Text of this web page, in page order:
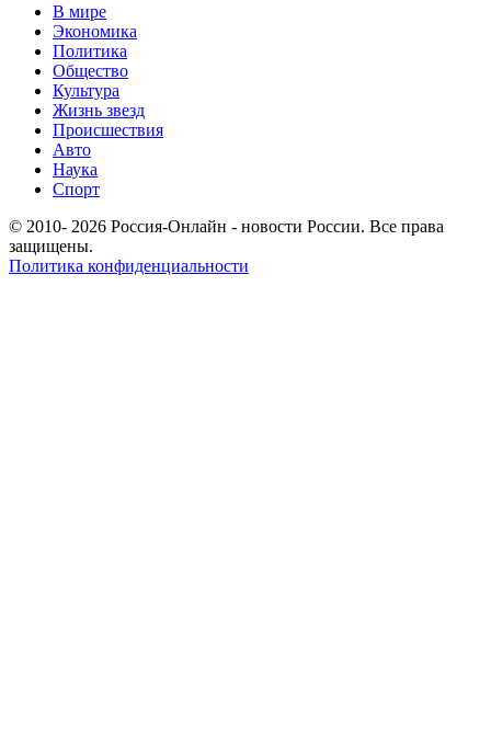
В мире
Экономика
Политика
Общество
Культура
Жизнь звезд
Происшествия
Авто
Наука
Спорт
© 2010- 2026 Россия-Онлайн - новости России. Все права
защищены.
Политика конфиденциальности